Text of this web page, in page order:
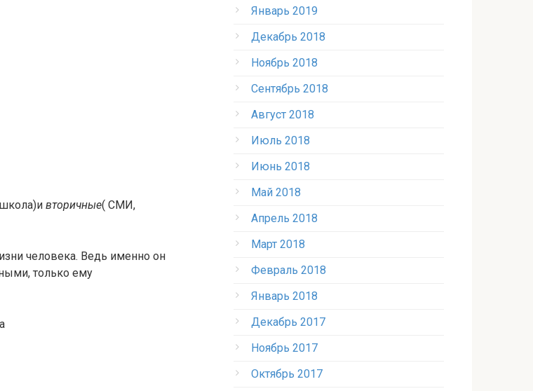
вторичные( СМИ,
человека. Ведь именно он
только ему
Январь 2019
Декабрь 2018
Ноябрь 2018
Сентябрь 2018
Август 2018
Июль 2018
Июнь 2018
Май 2018
Апрель 2018
Март 2018
Февраль 2018
Январь 2018
Декабрь 2017
Ноябрь 2017
Октябрь 2017